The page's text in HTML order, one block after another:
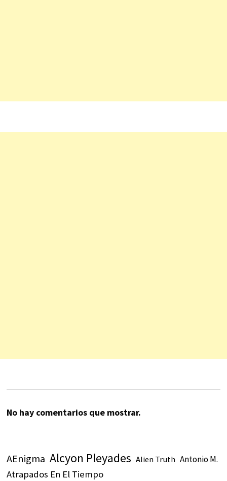
No hay comentarios que mostrar.
AEnigma Alcyon Pleyades Alien Truth Antonio M.
Atrapados En El Tiempo